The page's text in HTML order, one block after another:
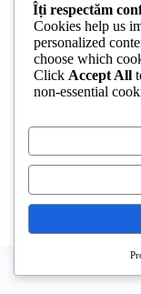
Ce este ordinul de
(delegatie) este
trimite un angajat
localitate, fie în
acest document
techfield
Îți respectăm
Cookies help us
personalized
choose which
Click Accept All
non-essential